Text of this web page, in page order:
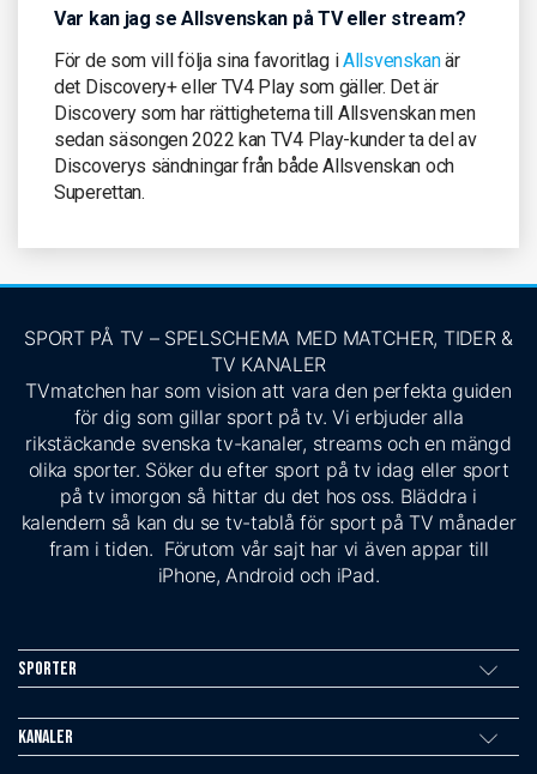
Var kan jag se Allsvenskan på TV eller stream?
För de som vill följa sina favoritlag iAllsvenskanär
det Discovery+ eller TV4 Play som gäller. Det är
Discovery som har rättigheterna till Allsvenskan men
sedan säsongen 2022 kan TV4 Play-kunder ta del av
Discoverys sändningar från både Allsvenskan och
Superettan.
SPORT PÅ TV – SPELSCHEMA MED MATCHER, TIDER &
TV KANALER
TVmatchen har som vision att vara den perfekta guiden
för dig som gillar sport på tv. Vi erbjuder alla
rikstäckande svenska tv-kanaler, streams och en mängd
olika sporter. Söker du efter sport på tv idag eller sport
på tv imorgon så hittar du det hos oss. Bläddra i
kalendern så kan du se tv-tablå för sport på TV månader
fram i tiden. Förutom vår sajt har vi även appar till
iPhone, Android och iPad.
Sporter
Kanaler